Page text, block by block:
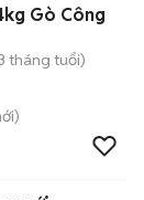
Gò Công
tháng tuổi)